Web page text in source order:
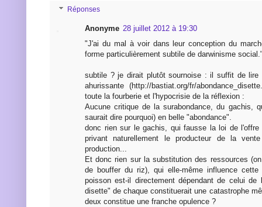
Réponses
Anonyme 28 juillet 2012 à 19:30
"J'ai du mal à voir dans leur conception du
forme particulièrement subtile de darwinisme
subtile ? je dirait plutôt sournoise : il suffit de lire
ahurissante (http://bastiat.org/fr/
toute la fourberie et l'hypocrisie de la réflexion :
Aucune critique de la surabondance, du gachis,
saurait dire pourquoi) en belle "abondance".
donc rien sur le gachis, qui fausse la loi de
privant naturellement le producteur de la
production...
Et donc rien sur la substitution des ressources
de bouffer du riz), qui elle-même influence
poisson est-il directement dépendant de celui
disette" de chaque constituerait une catastrophe
deux constitue une franche opulence ?